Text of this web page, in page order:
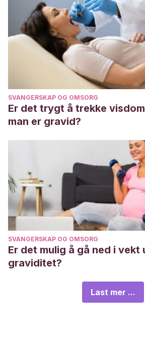
SVANGERSKAP OG OMSORG
Er det trygt å trekke
man er gravid?
SVANGERSKAP OG OMSORG
Er det mulig å gå ned i vekt
graviditet?
Last mer ...